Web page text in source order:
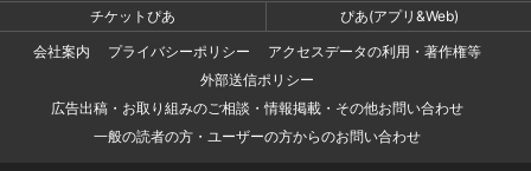
チケットぴあ
ぴあ(アプリ&Web)
会社案内
プライバシーポリシー
アクセスデータの利用・著作権等
外部送信ポリシー
広告出稿・お取り組みのご相談・情報掲載・その他お問い合わせ
一般の読者の方・ユーザーの方からのお問い合わせ